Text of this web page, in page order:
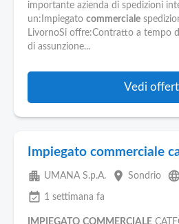
importante azienda di spedizioni
un:Impiegato commerciale
LivornoSi offre:Contratto a tempo
di assunzione...
Vedi
Impiegato commerciale
apartment UMANA S.p.A. place Sondrio
event_available 1 settimana fa
IMPIEGATO COMMERCIALE